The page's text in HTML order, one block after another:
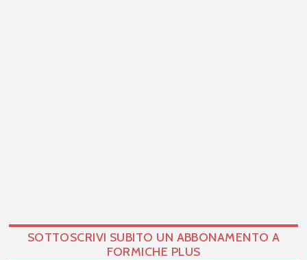
SOTTOSCRIVI SUBITO UN ABBONAMENTO A
FORMICHE PLUS